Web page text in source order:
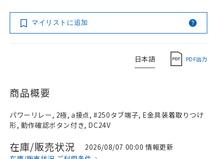
マイリストに追加
日本語 PDF出力
商品概要
パワーリレー, 2極, a接点, #250タブ端子, E金具装着取りつけ
形, 動作確認ボタン付き, DC24V
在庫/販売状況
2026/08/07 00:00 情報更新